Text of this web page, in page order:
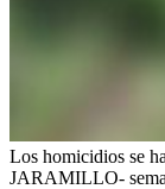
Los homicidios se
JARAMILLO-